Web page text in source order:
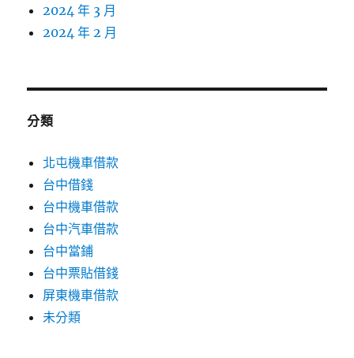
2024 年 3 月
2024 年 2 月
分類
北屯機車借款
台中借錢
台中機車借款
台中汽車借款
台中當鋪
台中票貼借錢
屏東機車借款
未分類